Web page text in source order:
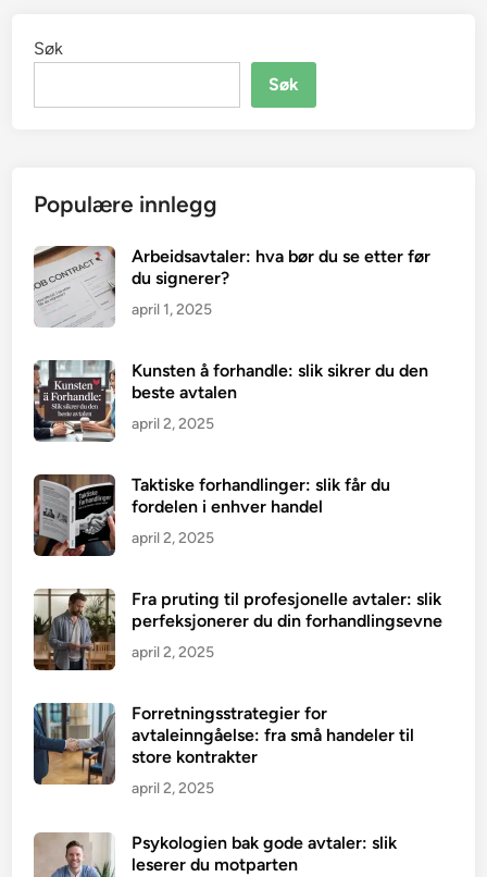
Søk
Søk
Populære innlegg
Arbeidsavtaler: hva bør du se etter før
du signerer?
april 1, 2025
Kunsten å forhandle: slik sikrer du den
beste avtalen
april 2, 2025
Taktiske forhandlinger: slik får du
fordelen i enhver handel
april 2, 2025
Fra pruting til profesjonelle avtaler: slik
perfeksjonerer du din forhandlingsevne
april 2, 2025
Forretningsstrategier for
avtaleinngåelse: fra små handeler til
store kontrakter
april 2, 2025
Psykologien bak gode avtaler: slik
leserer du motparten